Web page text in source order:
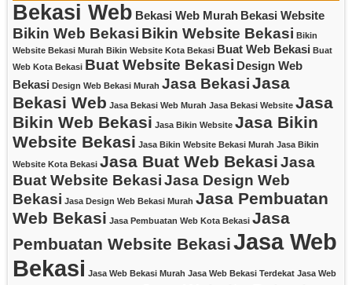
Bekasi Web Bekasi Web Murah Bekasi Website
Bikin Web Bekasi Bikin Website Bekasi Bikin
Website Bekasi Murah Bikin Website Kota Bekasi Buat Web Bekasi Buat
Web Kota Bekasi Buat Website Bekasi Design Web
Bekasi Design Web Bekasi Murah Jasa BekasiJasa
Bekasi Web Jasa Bekasi Web Murah Jasa Bekasi Website Jasa
Bikin Web Bekasi Jasa Bikin Website Jasa Bikin
Website Bekasi Jasa Bikin Website Bekasi Murah Jasa Bikin
Website Kota Bekasi Jasa Buat Web BekasiJasa
Buat Website BekasiJasa Design Web
Bekasi Jasa Design Web Bekasi Murah Jasa Pembuatan
Web Bekasi Jasa Pembuatan Web Kota Bekasi Jasa
Pembuatan Website BekasiJasa Web
Bekasi Jasa Web Bekasi Murah Jasa Web Bekasi Terdekat Jasa Web